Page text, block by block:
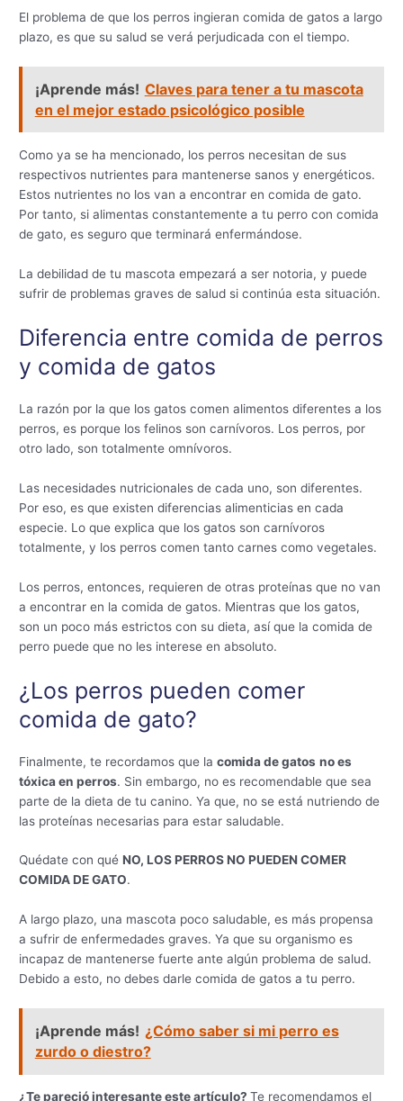
El problema de que los perros ingieran comida de gatos a largo
plazo, es que su salud se verá perjudicada con el tiempo.
¡Aprende más! Claves para tener a tu mascota
en el mejor estado psicológico posible
Como ya se ha mencionado, los perros necesitan de sus
respectivos nutrientes para mantenerse sanos y energéticos.
Estos nutrientes no los van a encontrar en comida de gato.
Por tanto, si alimentas constantemente a tu perro con comida
de gato, es seguro que terminará enfermándose.
La debilidad de tu mascota empezará a ser notoria, y puede
sufrir de problemas graves de salud si continúa esta situación.
Diferencia entre comida de perros
y comida de gatos
La razón por la que los gatos comen alimentos diferentes a los
perros, es porque los felinos son carnívoros. Los perros, por
otro lado, son totalmente omnívoros.
Las necesidades nutricionales de cada uno, son diferentes.
Por eso, es que existen diferencias alimenticias en cada
especie. Lo que explica que los gatos son carnívoros
totalmente, y los perros comen tanto carnes como vegetales.
Los perros, entonces, requieren de otras proteínas que no van
a encontrar en la comida de gatos. Mientras que los gatos,
son un poco más estrictos con su dieta, así que la comida de
perro puede que no les interese en absoluto.
¿Los perros pueden comer
comida de gato?
Finalmente, te recordamos que lacomida de gatos no es
tóxica en perros. Sin embargo, no es recomendable que sea
parte de la dieta de tu canino. Ya que, no se está nutriendo de
las proteínas necesarias para estar saludable.
Quédate con quéNO, LOS PERROS NO PUEDEN COMER
COMIDA DE GATO.
A largo plazo, una mascota poco saludable, es más propensa
a sufrir de enfermedades graves. Ya que su organismo es
incapaz de mantenerse fuerte ante algún problema de salud.
Debido a esto, no debes darle comida de gatos a tu perro.
¡Aprende más! ¿Cómo saber si mi perro es
zurdo o diestro?
¿Te pareció interesante este artículo?Te recomendamos el